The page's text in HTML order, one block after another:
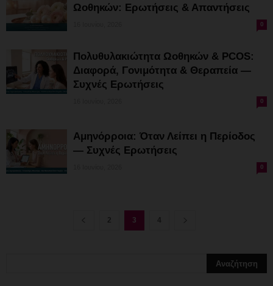
Ωοθηκών: Ερωτήσεις & Απαντήσεις
0
Πολυθυλακιώτητα Ωοθηκών & PCOS:
Διαφορά, Γονιμότητα & Θεραπεία —
Συχνές Ερωτήσεις
0
Αμηνόρροια: Όταν Λείπει η Περίοδος
— Συχνές Ερωτήσεις
0
2 3 4